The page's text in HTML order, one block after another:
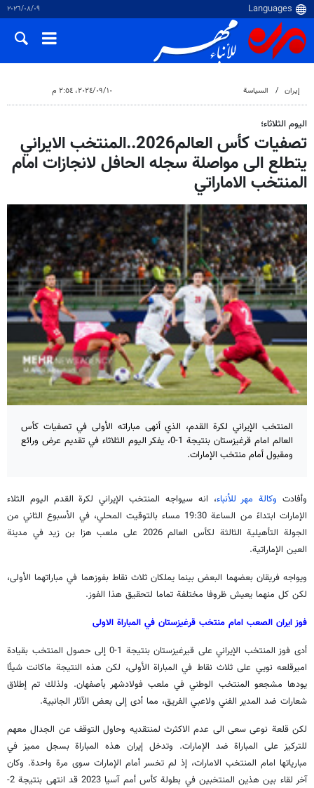
٠٩‏/٠٨‏/٢٠٢٦
إيران السياسة ١٠‏/٠٩‏/٢٠٢٤، ٢:٥٤ م
اليوم الثلاثاء؛
تصفيات كأس العالم2026..المنتخب الايراني
يتطلع الى مواصلة سجله الحافل لانجازات امام
المنتخب الاماراتي
المنتخب الإيراني لكرة القدم، الذي أنهى مباراته الأولى في تصفيات كأس
العالم امام قرغيزستان بنتيجة 1-0، يفكر اليوم الثلاثاء في تقديم عرض ورائع
ومقبول أمام منتخب الإمارات.
وأفادت وكالة مهر للأنباء، انه سيواجه المنتخب الإيراني لكرة القدم اليوم الثلاء
الإمارات ابتداءً من الساعة 19:30 مساء بالتوقيت المحلي، في الأسبوع الثاني من
الجولة التأهيلية الثالثة لكأس العالم 2026 على ملعب هزا بن زيد في مدينة
العين الإماراتية.
ويواجه فريقان بعضهما البعض بينما يملكان ثلاث نقاط بفوزهما في مباراتهما الأولى،
لكن كل منهما يعيش ظروفا مختلفة تماما لتحقيق هذا الفوز.
فوز ايران الصعب امام منتخب قرغيزستان في المباراة الاولى
أدى فوز المنتخب الإيراني على قيرغيزستان بنتيجة 1-0 إلى حصول المنتخب بقيادة
اميرقلعه نويي على ثلاث نقاط في المباراة الأولى، لكن هذه النتيجة ماكانت شيئًا
يودها مشجعو المنتخب الوطني في ملعب فولادشهر بأصفهان. ولذلك تم إطلاق
شعارات ضد المدير الفني ولاعبي الفريق، مما أدى إلى بعض الآثار الجانبية.
لكن قلعة نوعى سعى الى عدم الاكثرث لمنتقديه وحاول التوقف عن الجدال معهم
للتركيز على المباراة ضد الإمارات. وتدخل إيران هذه المباراة بسجل مميز في
مبارياتها امام المنتخب الامارات، إذ لم تخسر أمام الإمارات سوى مرة واحدة. وكان
آخر لقاء بين هذين المنتخبين في بطولة كأس أمم آسيا 2023 قد انتهى بنتيجة 2-